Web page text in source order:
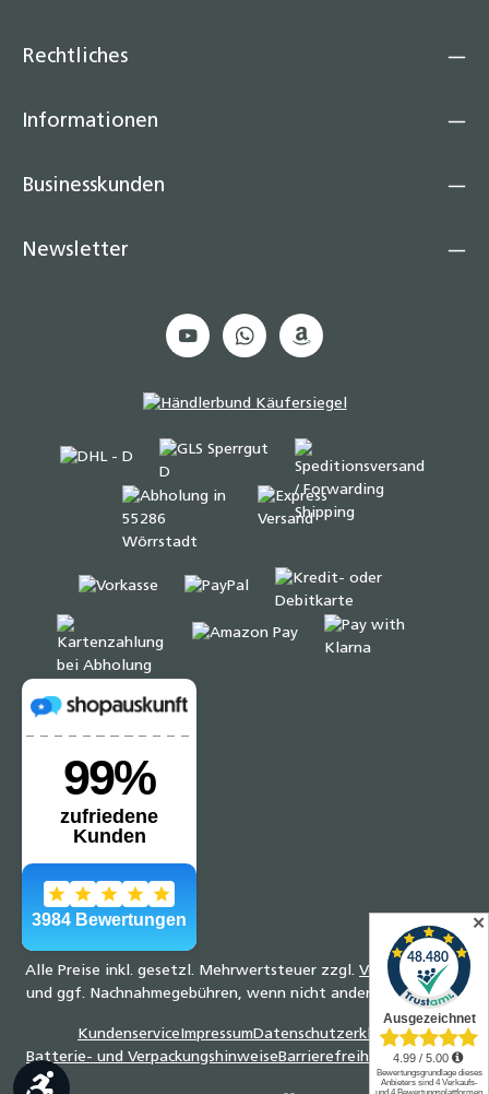
Rechtliches
Informationen
Businesskunden
Newsletter
Alle Preise inkl. gesetzl. Mehrwertsteuer zzgl. Versandkosten
und ggf. Nachnahmegebühren, wenn nicht anders angegeben.
KundenserviceImpressumDatenschutzerklärung
Batterie- und VerpackungshinweiseBarrierefreiheitserklärung
Werkzeugleiste anzeigen
✕